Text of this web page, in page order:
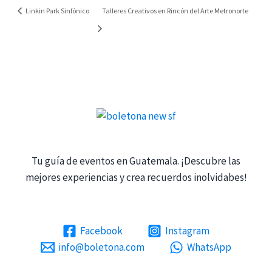
Linkin Park Sinfónico Talleres Creativos en Rincón del Arte Metronorte
Tu guía de eventos en Guatemala. ¡Descubre las
mejores experiencias y crea recuerdos inolvidabes!
Facebook
Instagram
info@boletona.com
WhatsApp